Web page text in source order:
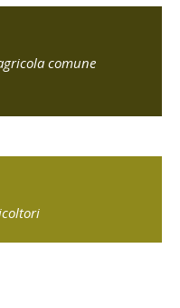
comune